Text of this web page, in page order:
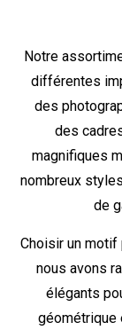
Notre
différentes
des
des
magnifiques
nombreux
de
Choisir un motif
nous avons
élégants
géométrique